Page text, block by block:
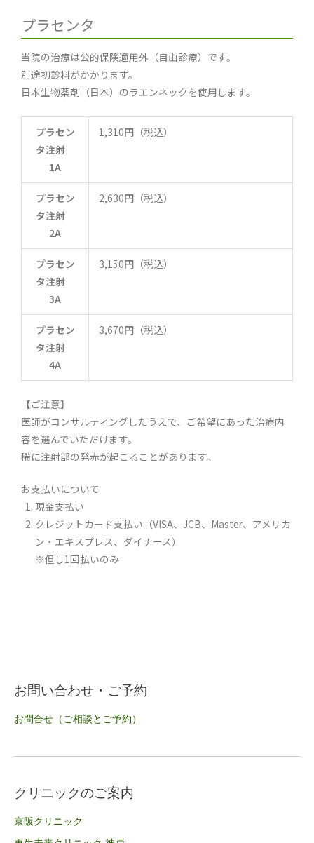
プラセンタ
当院の治療は公的保険適用外（自由診療）です。
別途初診料がかかります。
日本生物薬剤（日本）のラエンネックを使用します。
プラセン
タ注射
1A
1,310円（税込）
プラセン
タ注射
2A
2,630円（税込）
プラセン
タ注射
3A
3,150円（税込）
プラセン
タ注射
4A
3,670円（税込）
【ご注意】
医師がコンサルティングしたうえで、ご希望にあった治療内
容を選んでいただけます。
稀に注射部の発赤が起こることがあります。
お支払いについて
現金支払い
クレジットカード支払い（VISA、JCB、Master、アメリカ
ン・エキスプレス、ダイナース）
※但し1回払いのみ
お問い合わせ・ご予約
お問合せ（ご相談とご予約）
クリニックのご案内
京阪クリニック